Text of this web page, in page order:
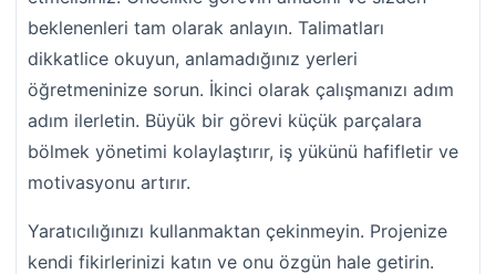
beklenenleri tam olarak anlayın. Talimatları
dikkatlice okuyun, anlamadığınız yerleri
öğretmeninize sorun. İkinci olarak çalışmanızı adım
adım ilerletin. Büyük bir görevi küçük parçalara
bölmek yönetimi kolaylaştırır, iş yükünü hafifletir ve
motivasyonu artırır.
Yaratıcılığınızı kullanmaktan çekinmeyin. Projenize
kendi fikirlerinizi katın ve onu özgün hale getirin.